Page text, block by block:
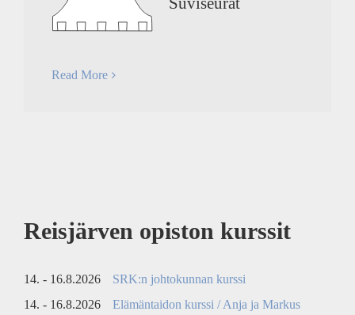
Read More
Reisjärven opiston kurssit
14. - 16.8.2026
SRK:n johtokunnan kurssi
14. - 16.8.2026
Elämäntaidon kurssi / Anja ja Markus